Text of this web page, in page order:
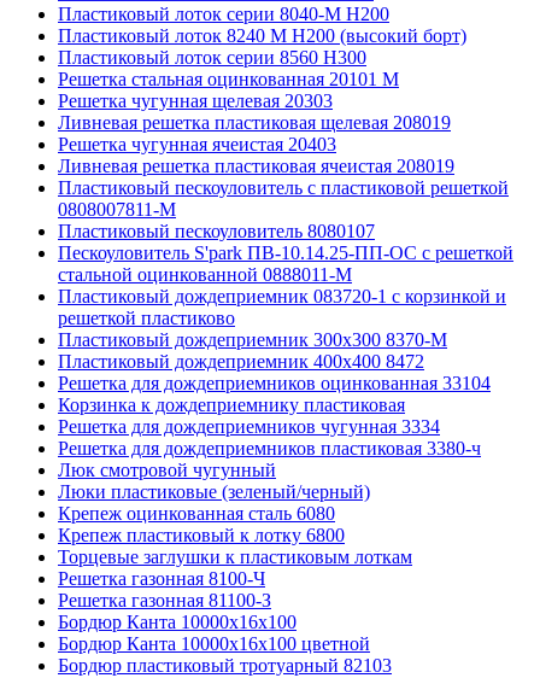
Пластиковый лоток серии 8040-М H200
Пластиковый лоток 8240 M H200 (высокий борт)
Пластиковый лоток серии 8560 Н300
Решетка стальная оцинкованная 20101 М
Решетка чугунная щелевая 20303
Ливневая решетка пластиковая щелевая 208019
Решетка чугунная ячеистая 20403
Ливневая решетка пластиковая ячеистая 208019
Пластиковый пескоуловитель с пластиковой решеткой
0808007811-М
Пластиковый пескоуловитель 8080107
Пескоуловитель S'park ПВ-10.14.25-ПП-ОС с решеткой
стальной оцинкованной 0888011-М
Пластиковый дождеприемник 083720-1 c корзинкой и
решеткой пластиково
Пластиковый дождеприемник 300x300 8370-М
Пластиковый дождеприемник 400x400 8472
Решетка для дождеприемников оцинкованная 33104
Корзинка к дождеприемнику пластиковая
Решетка для дождеприемников чугунная 3334
Решетка для дождеприемников пластиковая 3380-ч
Люк смотровой чугунный
Люки пластиковые (зеленый/черный)
Крепеж оцинкованная сталь 6080
Крепеж пластиковый к лотку 6800
Торцевые заглушки к пластиковым лоткам
Решетка газонная 8100-Ч
Решетка газонная 81100-З
Бордюр Канта 10000x16x100
Бордюр Канта 10000x16x100 цветной
Бордюр пластиковый тротуарный 82103